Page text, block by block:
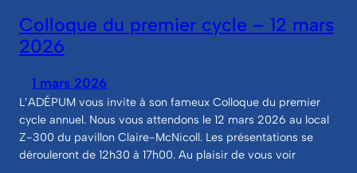
Colloque du premier cycle – 12 mars
2026
1 mars 2026
L’ADÉPUM vous invite à son fameux Colloque du premier
cycle annuel. Nous vous attendons le 12 mars 2026 au local
Z-300 du pavillon Claire-McNicoll. Les présentations se
dérouleront de 12h30 à 17h00. Au plaisir de vous voir